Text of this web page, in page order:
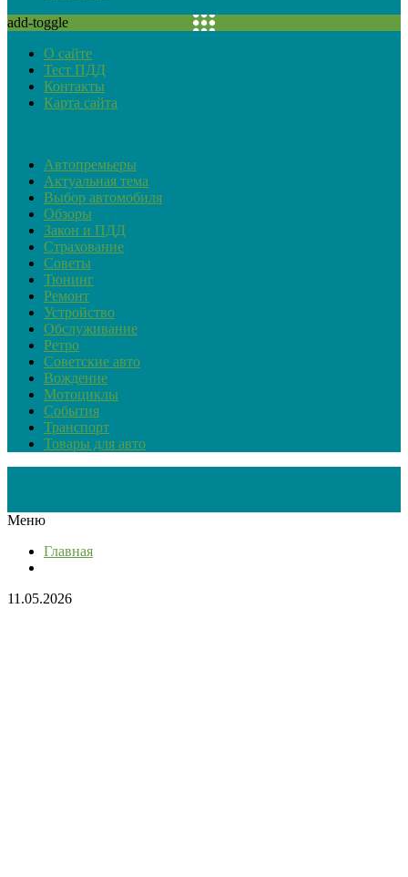
add-toggle
О сайте
Тест ПДД
Контакты
Карта сайта
Автопремьеры
Актуальная тема
Выбор автомобиля
Обзоры
Закон и ПДД
Страхование
Советы
Тюнинг
Ремонт
Устройство
Обслуживание
Ретро
Советские авто
Вождение
Мотоциклы
События
Транспорт
Товары для авто
Меню
Главная
11.05.2026